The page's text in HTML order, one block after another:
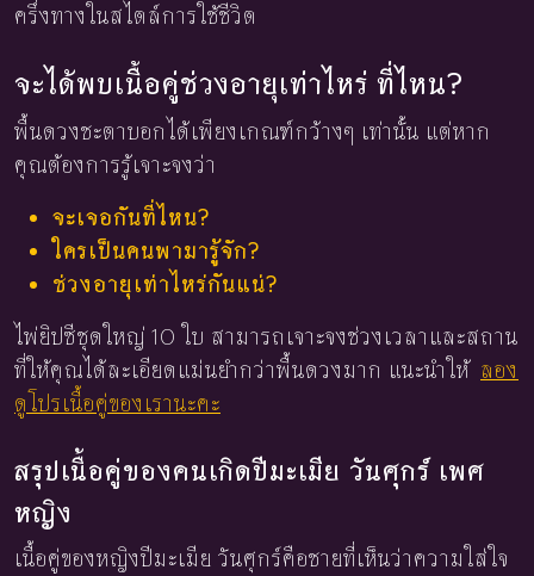
ครึ่งทางในสไตล์การใช้ชีวิต
จะได้พบเนื้อคู่ช่วงอายุเท่าไหร่ ที่ไหน?
พื้นดวงชะตาบอกได้เพียงเกณฑ์กว้างๆ เท่านั้น แต่หาก
คุณต้องการรู้เจาะจงว่า
จะเจอกันที่ไหน?
ใครเป็นคนพามารู้จัก?
ช่วงอายุเท่าไหร่กันแน่?
ไพ่ยิปซีชุดใหญ่ 10 ใบ สามารถเจาะจงช่วงเวลาและสถาน
ที่ให้คุณได้ละเอียดแม่นยำกว่าพื้นดวงมาก แนะนำให้ ลอง
ดูโปรเนื้อคู่ของเรานะคะ
สรุปเนื้อคู่ของคนเกิดปีมะเมีย วันศุกร์ เพศ
หญิง
เนื้อคู่ของหญิงปีมะเมีย วันศุกร์คือชายที่เห็นว่าความใส่ใจ